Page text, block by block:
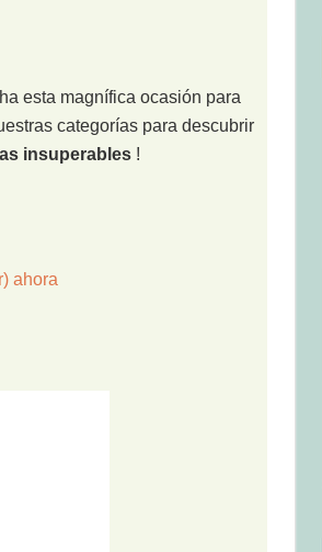
esta magnífica ocasión para
categorías para descubrir
insuperables !
ahora